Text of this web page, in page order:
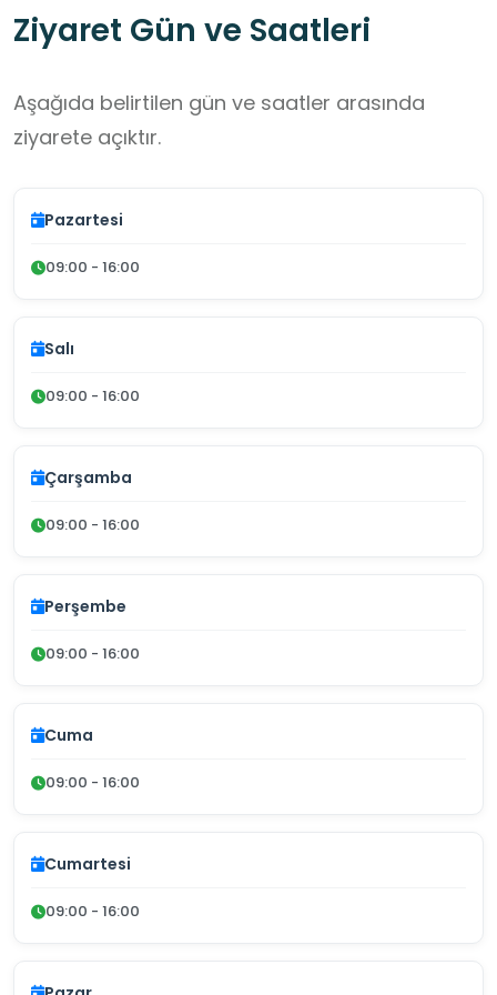
Ziyaret Gün ve Saatleri
Aşağıda belirtilen gün ve saatler arasında
ziyarete açıktır.
Pazartesi
09:00 - 16:00
Salı
09:00 - 16:00
Çarşamba
09:00 - 16:00
Perşembe
09:00 - 16:00
Cuma
09:00 - 16:00
Cumartesi
09:00 - 16:00